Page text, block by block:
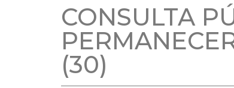
CONSULTA
(30)